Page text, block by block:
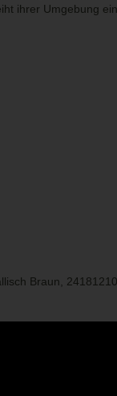
ihrer Umgebung
Braun,